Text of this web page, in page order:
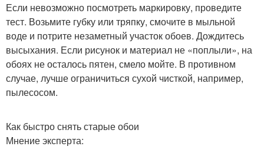
Если невозможно посмотреть маркировку, проведите
тест. Возьмите губку или тряпку, смочите в мыльной
воде и потрите незаметный участок обоев. Дождитесь
высыхания. Если рисунок и материал не «поплыли», на
обоях не осталось пятен, смело мойте. В противном
случае, лучше ограничиться сухой чисткой, например,
пылесосом.
Как быстро снять старые обои
Мнение эксперта: